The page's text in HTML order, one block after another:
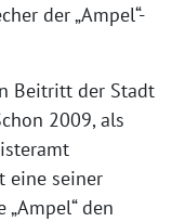
der „Ampel“-
Beitritt der Stadt
2009, als
eine seiner
den